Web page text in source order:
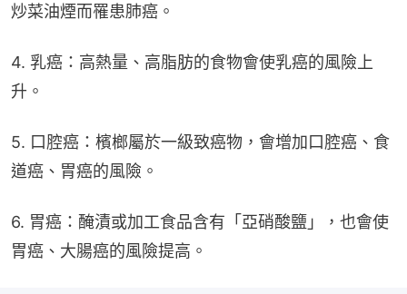
炒菜油煙而罹患肺癌。
4. 乳癌：高熱量、高脂肪的食物會使乳癌的風險上
升。
5. 口腔癌：檳榔屬於一級致癌物，會增加口腔癌、食
道癌、胃癌的風險。
6. 胃癌：醃漬或加工食品含有「亞硝酸鹽」，也會使
胃癌、大腸癌的風險提高。